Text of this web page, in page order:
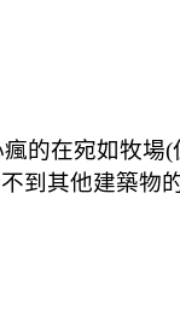
的在宛如牧場
到其他建築物